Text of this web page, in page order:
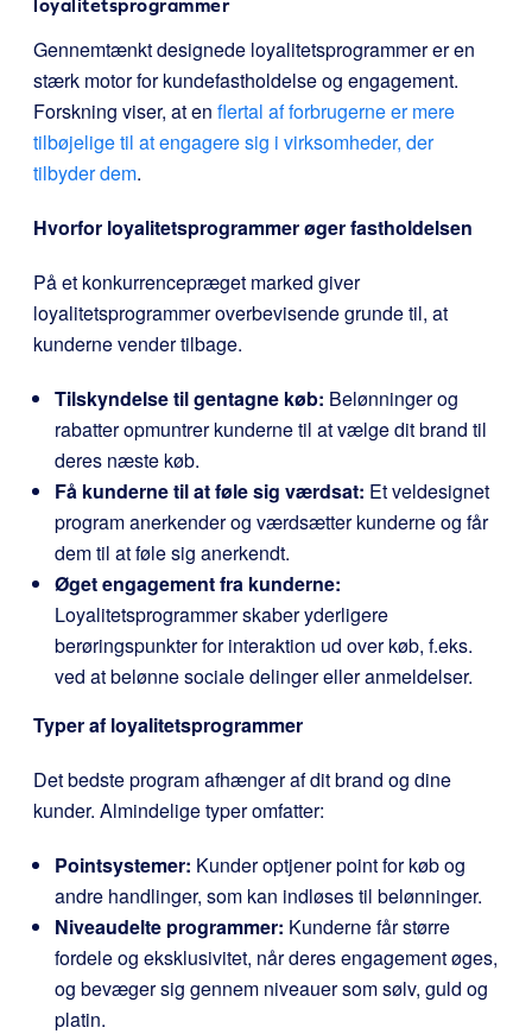
Gennemtænkt designede loyalitetsprogrammer er en
stærk motor for kundefastholdelse og engagement.
Forskning viser, at en flertal af forbrugerne er mere
tilbøjelige til at engagere sig i virksomheder, der
tilbyder dem.
Hvorfor loyalitetsprogrammer øger fastholdelsen
På et konkurrencepræget marked giver
loyalitetsprogrammer overbevisende grunde til, at
kunderne vender tilbage.
Tilskyndelse til gentagne køb: Belønninger og
rabatter opmuntrer kunderne til at vælge dit brand til
deres næste køb.
Få kunderne til at føle sig værdsat: Et veldesignet
program anerkender og værdsætter kunderne og får
dem til at føle sig anerkendt.
Øget engagement fra kunderne:
Loyalitetsprogrammer skaber yderligere
berøringspunkter for interaktion ud over køb, f.eks.
ved at belønne sociale delinger eller anmeldelser.
Typer af loyalitetsprogrammer
Det bedste program afhænger af dit brand og dine
kunder. Almindelige typer omfatter:
Pointsystemer: Kunder optjener point for køb og
andre handlinger, som kan indløses til belønninger.
Niveaudelte programmer: Kunderne får større
fordele og eksklusivitet, når deres engagement øges,
og bevæger sig gennem niveauer som sølv, guld og
platin.